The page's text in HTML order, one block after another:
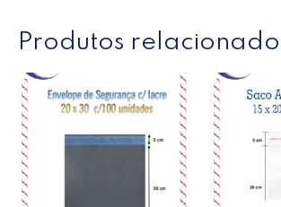
Produtos